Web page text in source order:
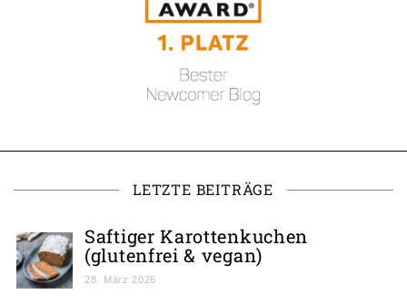
LETZTE BEITRÄGE
Saftiger Karottenkuchen
(glutenfrei & vegan)
28. März 2026